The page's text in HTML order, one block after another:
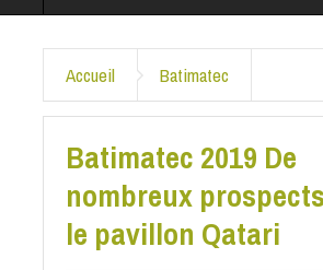
Accueil Batimatec
Batimatec 2019 De
nombreux
le pavillon Qatari